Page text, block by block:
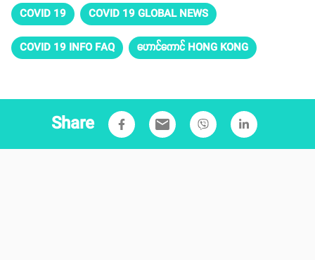
COVID 19 COVID 19 GLOBAL NEWS
COVID 19 INFO FAQ ဟောင်ကောင် HONG KONG
Share email